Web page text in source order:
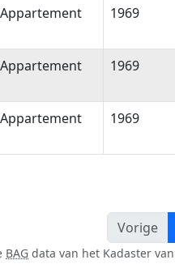
Appartement 1969
Appartement 1969
Appartement 1969
Vorige
BAG data van het Kadaster